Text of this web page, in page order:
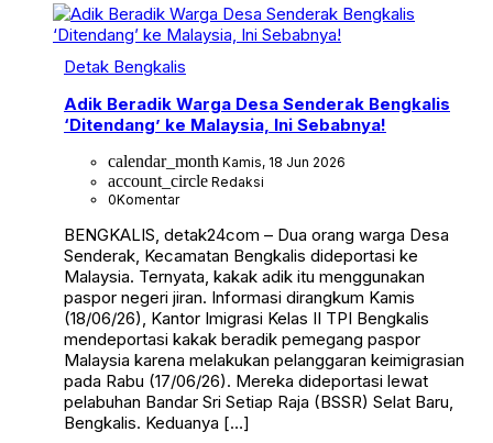
Detak Bengkalis
Adik Beradik Warga Desa Senderak Bengkalis
‘Ditendang’ ke Malaysia, Ini Sebabnya!
calendar_month Kamis, 18 Jun 2026
account_circle Redaksi
0Komentar
BENGKALIS, detak24com – Dua orang warga Desa
Senderak, Kecamatan Bengkalis dideportasi ke
Malaysia. Ternyata, kakak adik itu menggunakan
paspor negeri jiran. Informasi dirangkum Kamis
(18/06/26), Kantor Imigrasi Kelas II TPI Bengkalis
mendeportasi kakak beradik pemegang paspor
Malaysia karena melakukan pelanggaran keimigrasian
pada Rabu (17/06/26). Mereka dideportasi lewat
pelabuhan Bandar Sri Setiap Raja (BSSR) Selat Baru,
Bengkalis. Keduanya […]